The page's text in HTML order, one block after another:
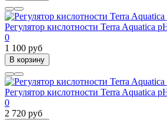
Регулятор кислотности Terra Aquatica
0
1 100 руб
В корзину
Регулятор кислотности Terra Aquatica
0
2 720 руб